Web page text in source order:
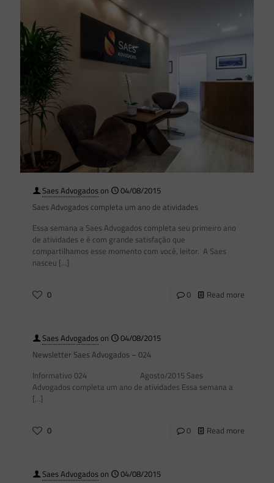
Saes Advogadoson
04/08/2015
Saes Advogados completa um ano de atividades
Essa semana a Saes Advogados completa seu primeiro ano
de atividades e é com grande satisfação que
compartilhamos esse momento com você, leitor. A Saes
nasceu […]
0 0 Read more
Saes Advogadoson
04/08/2015
Newsletter Saes Advogados – 024
Informativo 024 Agosto/2015 Saes
Advogados completa um ano de atividades Essa semana a
[…]
0 0 Read more
Saes Advogadoson
04/08/2015